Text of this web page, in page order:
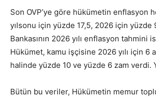
Son OVP’ye göre hükümetin enflasyon
yılsonu için yüzde 17,5, 2026 için yüzde
Bankasının 2026 yılı enflasyon tahmini
Hükümet, kamu işçisine 2026 yılı için 6
halinde yüzde 10 ve yüzde 6 zam verdi.
Bütün bu veriler, Hükümetin memur